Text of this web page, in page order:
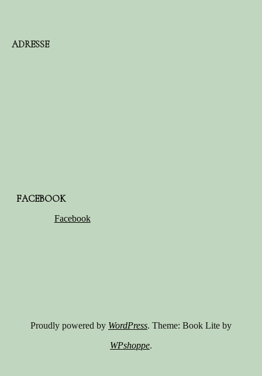
ADRESSE
FACEBOOK
Facebook
Proudly powered by WordPress. Theme: Book Lite by
WPshoppe.